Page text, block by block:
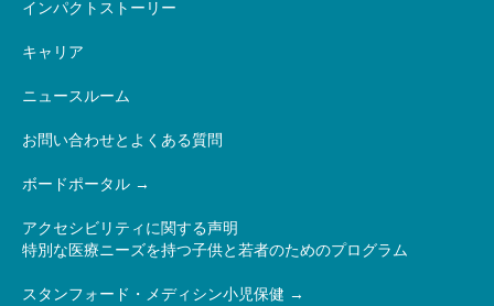
インパクトストーリー
キャリア
ニュースルーム
お問い合わせとよくある質問
ボードポータル
アクセシビリティに関する声明
特別な医療ニーズを持つ子供と若者のためのプログラム
スタンフォード・メディシン小児保健